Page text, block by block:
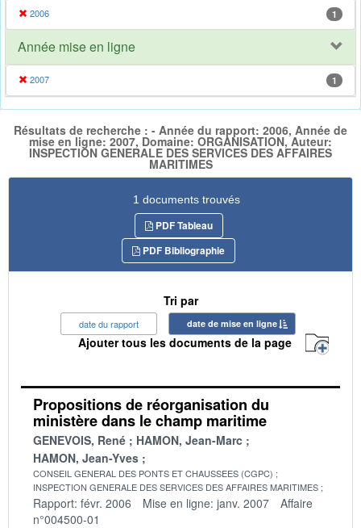
2006 1
Année mise en ligne
2007 1
Résultats de recherche : - Année du rapport: 2006, Année de
mise en ligne: 2007, Domaine: ORGANISATION, Auteur:
INSPECTION GENERALE DES SERVICES DES AFFAIRES
MARITIMES
1 documents trouvés
PDF Tableau
PDF Bibliographie
Tri par
date du rapport date de mise en ligne
Ajouter tous les documents de la page
Propositions de réorganisation du
ministère dans le champ maritime
GENEVOIS, René
HAMON, Jean-Marc
HAMON, Jean-Yves
CONSEIL GENERAL DES PONTS ET CHAUSSEES (CGPC)
INSPECTION GENERALE DES SERVICES DES AFFAIRES MARITIMES
Rapport: févr. 2006 Mise en ligne: janv. 2007
Affaire
n°004500-01